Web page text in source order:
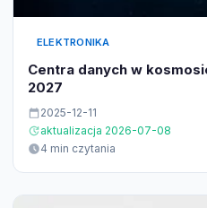
ELEKTRONIKA
Centra danych w
2027
2025-12-11
aktualizacja 2026-07-08
4 min czytania